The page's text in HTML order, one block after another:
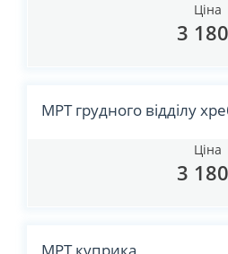
Ціна
3 180
МРТ грудного відділу
Ціна
3 180